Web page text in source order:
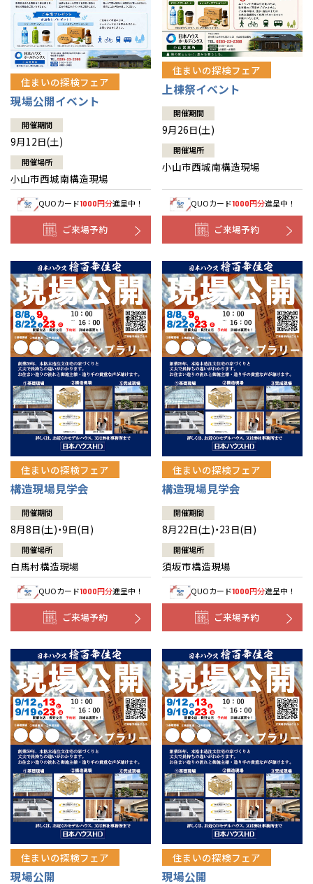
住まいの探検フェア
現場公開イベント
開催期間
9月12日(土)
開催場所
小山市西城南構造現場
QUOカード1000円分進呈中！
ご来場予約
住まいの探検フェア
上棟祭イベント
開催期間
9月26日(土)
開催場所
小山市西城南構造現場
QUOカード1000円分進呈中！
ご来場予約
住まいの探検フェア
構造現場見学会
開催期間
8月8日(土)・9日(日)
開催場所
白馬村構造現場
QUOカード1000円分進呈中！
ご来場予約
住まいの探検フェア
構造現場見学会
開催期間
8月22日(土)・23日(日)
開催場所
須坂市構造現場
QUOカード1000円分進呈中！
ご来場予約
住まいの探検フェア
現場公開
住まいの探検フェア
現場公開